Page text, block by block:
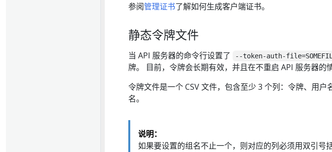
参阅管理证书了解如何生成客户端证书。
静态令牌文件
当 API 服务器的命令行设置了 --token-auth-
牌。 目前，令牌会长期有效，并且在不重启 API 服务器的
令牌文件是一个 CSV 文件，包含至少 3 个列：令牌、用
名。
说明：
如果要设置的组名不止一个，则对应的列必须用双引号